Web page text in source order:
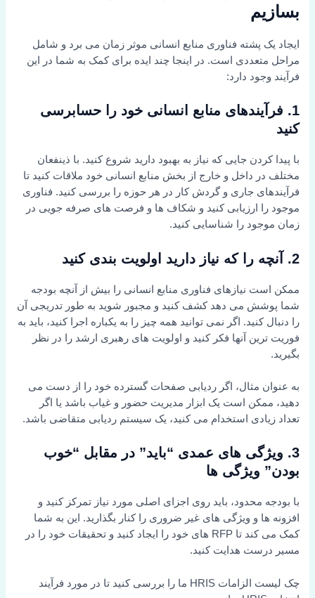
بسازیم
ایجاد یک پشته فناوری منابع انسانی موثر زمان می برد و شامل
مراحل متعددی است. در اینجا چند ایده برای کمک به شما در این
فرآیند وجود دارد:
1. فرآیندهای منابع انسانی خود را حسابرسی
کنید
با پیدا کردن جایی که نیاز به بهبود دارید شروع کنید. با ذینفعان
مختلف در داخل و خارج از بخش منابع انسانی خود ملاقات کنید تا
فرآیندهای جاری و گردش کار در هر حوزه را بررسی کنید. فناوری
موجود را ارزیابی کنید و شکاف ها و فرصت های صرفه جویی در
زمان موجود را شناسایی کنید.
2. آنچه را که نیاز دارید اولویت بندی کنید
ممکن است نیازهای فناوری منابع انسانی را بیش از آنچه بودجه
شما پوشش می دهد کشف کنید و مجبور شوید به طور تدریجی آن
را دنبال کنید. اگر نمی توانید همه چیز را به یکباره اجرا کنید، باید به
فوریت ترین آنها فکر کنید و اولویت های رهبری ارشد را در نظر
بگیرید.
به عنوان مثال، اگر ردیابی صفحات گسترده خود را از دست می
دهید، ممکن است یک ابزار مدیریت حضور و غیاب باشد یا اگر
تعداد زیادی استخدام می کنید، یک سیستم ردیابی متقاضی باشد.
3. ویژگی های عمدی “باید” در مقابل “خوب
بودن” ویژگی ها
با بودجه محدود، باید روی اجزای اصلی مورد نیاز تمرکز کنید و
افزونه ها و ویژگی های غیر ضروری را کنار بگذارید. این به شما
کمک می کند تا RFP های خود را ایجاد کنید و تحقیقات خود را در
مسیر درست هدایت کنید.
چک لیست الزامات HRIS ما را بررسی کنید تا در مورد فرآیند